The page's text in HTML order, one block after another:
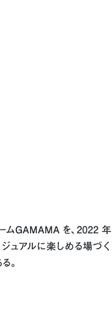
ムGAMAMA を、2022 年
ュアルに楽しめる場づく
。